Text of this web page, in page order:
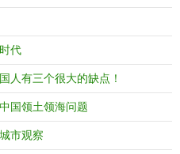
代
人有三个很大的缺点！
国领土领海问题
市观察